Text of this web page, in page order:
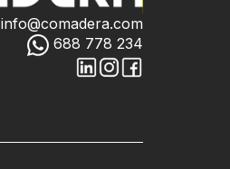
info@comadera.com
688 778 234